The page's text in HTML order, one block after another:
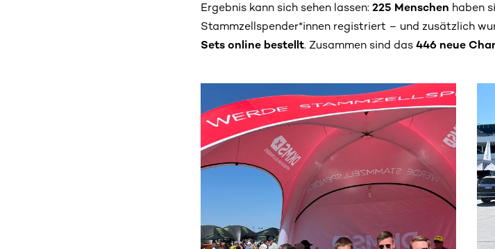
Ergebnis kann sich sehen lassen: 225 Menschen haben
Stammzellspender*innen registriert – und zusätzlich
Sets online bestellt. Zusammen sind das 446 neue